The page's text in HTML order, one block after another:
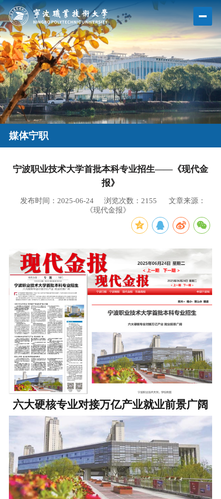
媒体宁职
宁波职业技术大学首批本科专业招生——《现代金
报》
发布时间：2025-06-24 浏览次数： 2155
文章来源：
《现代金报》
六大硬核专业对接万亿产业就业前景广阔